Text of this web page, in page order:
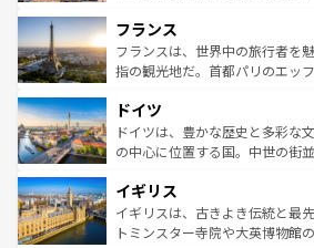
ませてくれるイタリアで、忘れ
なお、新着のイタリア情報はコ
しい。
文化が根付くこの国では、情熱
れる闘牛、そして美味しいタパ
る。首都マドリードの洗練され
の城塞都市、穏やかなビーチリ
せる。地方によって風土や気候
性で訪れ
フランス
フランスは、世界中の旅行者を
指の観光地だ。首都パリのエッ
で、幅広い魅力が詰まっている
聖堂、美しいビーチ、そして豊
から魅了する。また、フランス
いる。シャンパンの発祥地であ
香り高いラベンダー畑など、多
らに、パリ以外の地域にも魅力
ドイツ
ドイツは、豊かな歴史と多彩な
の中心に位置する国。中世の街
顔を持つこの国は、どこを歩い
ルリンの文化的活気、バイエル
してライン川沿いのワイン畑と
イギリス
イギリスは、古きよき伝統と最
トミンスター寺院や大英博物館